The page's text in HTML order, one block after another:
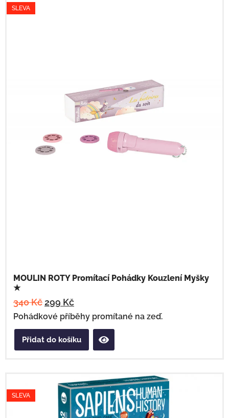
SLEVA
MOULIN ROTY Promítací Pohádky Kouzlení Myšky
★
340Kč 299 Kč
Pohádkové příběhy promítané na zeď.
Přidat do košíku
SLEVA